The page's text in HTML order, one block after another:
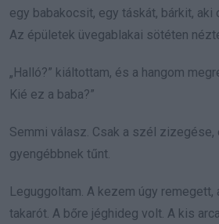
egy babakocsit, egy táskát, bárkit, aki
Az épületek üvegablakai sötéten
„Halló?” kiáltottam, és a hangom
Kié ez a baba?”
Semmi válasz. Csak a szél zizegése,
gyengébbnek tűnt.
Leguggoltam. A kezem úgy remegett,
takarót. A bőre jéghideg volt. A kis